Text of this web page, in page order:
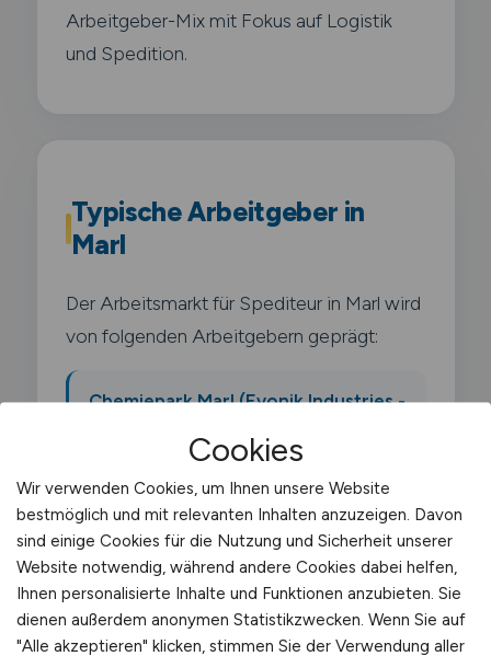
Arbeitgeber-Mix mit Fokus auf Logistik
und Spedition.
Typische Arbeitgeber in
Marl
Der Arbeitsmarkt für Spediteur in Marl wird
von folgenden Arbeitgebern geprägt:
Chemiepark Marl (Evonik Industries -
Chemieverbundstandorte
Deutschlands)
Ineos Oligomers
Oxea (jetzt OQ Chemicals)
Cookies
Wir verwenden Cookies, um Ihnen unsere Website
bestmöglich und mit relevanten Inhalten anzuzeigen. Davon
sind einige Cookies für die Nutzung und Sicherheit unserer
Website notwendig, während andere Cookies dabei helfen,
Ihnen personalisierte Inhalte und Funktionen anzubieten. Sie
dienen außerdem anonymen Statistikzwecken. Wenn Sie auf
"Alle akzeptieren" klicken, stimmen Sie der Verwendung aller